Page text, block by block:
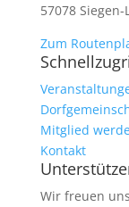
57078
Zum
Mitglied
Kontakt
Wir freuen